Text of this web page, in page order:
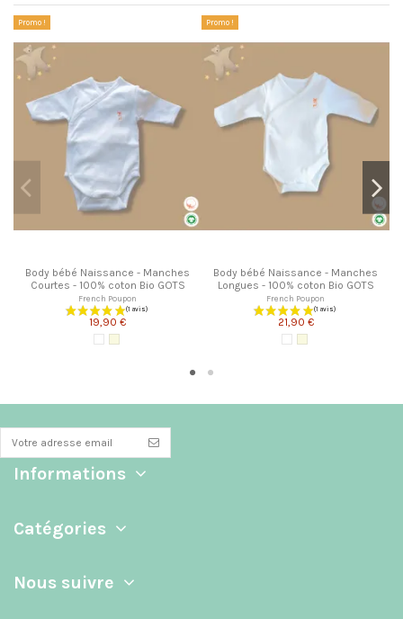
Promo !
Body bébé Naissance - Manches
Courtes - 100% coton Bio GOTS
French Poupon
19,90 €
BlancÉcru
Promo !
Body bébé Naissance - Manches
Longues - 100% coton Bio GOTS
French Poupon
21,90 €
BlancÉcru
Informations
Catégories
Nous suivre